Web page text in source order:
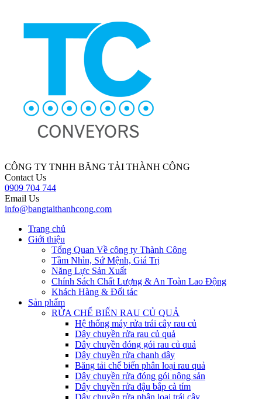
CÔNG TY TNHH BĂNG TẢI THÀNH CÔNG
Contact Us
0909 704 744
Email Us
info@bangtaithanhcong.com
Trang chủ
Giới thiệu
Tổng Quan Về công ty Thành Công
Tầm Nhìn, Sứ Mệnh, Giá Trị
Năng Lực Sản Xuất
Chính Sách Chất Lượng & An Toàn Lao Động
Khách Hàng & Đối tác
Sản phẩm
RỬA CHẾ BIẾN RAU CỦ QUẢ
Hệ thống máy rửa trái cây rau củ
Dây chuyền rửa rau củ quả
Dây chuyền đóng gói rau củ quả
Dây chuyền rửa chanh dây
Băng tải chế biến phân loại rau quả
Dây chuyền rửa đóng gói nông sản
Dây chuyền rửa đậu bắp cà tím
Dây chuyền rửa phân loại trái cây